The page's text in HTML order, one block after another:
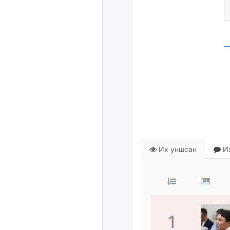
Их уншсан
1